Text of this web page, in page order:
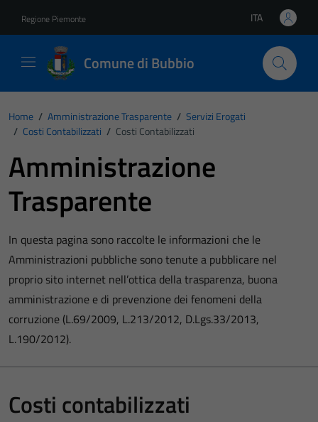
Regione Piemonte Lingua attiva:
ITA
Comune di Bubbio
Home / Amministrazione Trasparente / Servizi Erogati
/ Costi Contabilizzati / Costi Contabilizzati
Amministrazione
Trasparente
In questa pagina sono raccolte le informazioni che le
Amministrazioni pubbliche sono tenute a pubblicare nel
proprio sito internet nell’ottica della trasparenza, buona
amministrazione e di prevenzione dei fenomeni della
corruzione (L.69/2009, L.213/2012, D.Lgs.33/2013,
L.190/2012).
Costi contabilizzati